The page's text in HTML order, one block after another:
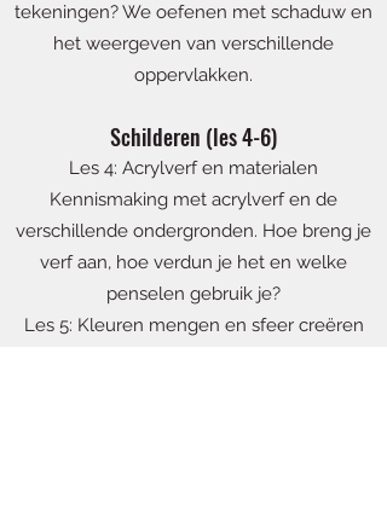
tekeningen? We oefenen met schaduw en
het weergeven van verschillende
oppervlakken.
Schilderen (les 4-6)
Les 4: Acrylverf en materialen
Kennismaking met acrylverf en de
verschillende ondergronden. Hoe breng je
verf aan, hoe verdun je het en welke
penselen gebruik je?
Les 5: Kleuren mengen en sfeer creëren